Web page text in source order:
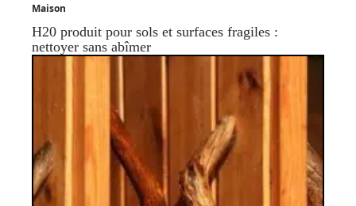
Maison
H20 produit pour sols et surfaces fragiles :
nettoyer sans abîmer